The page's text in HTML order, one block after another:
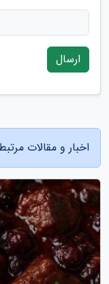
ارسال
اخبار و مقالات